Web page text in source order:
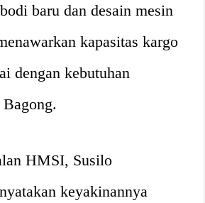
baru dan desain mesin
kapasitas kargo
dengan kebutuhan
HMSI, Susilo
keyakinannya